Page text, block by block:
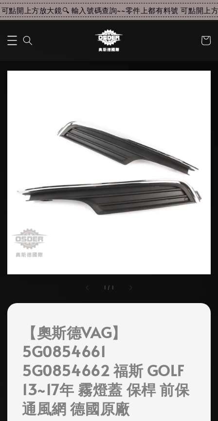
點開上方放大鏡🔍 輸入號碼查詢~~零件上都有料號 可點開上
1 / 1
【奧斯德VAG】
5G0854661
5G0854662 福斯 GOLF
13~17年 霧燈蓋 保桿 前保
通風網 德國原廠